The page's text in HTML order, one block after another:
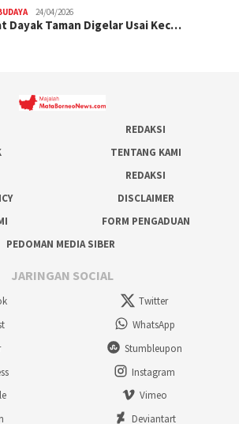
24/04/2026
Dayak Taman Digelar Usai Kec…
REDAKSI
TENTANG KAMI
REDAKSI
DISCLAIMER
FORM PENGADUAN
PEDOMAN MEDIA SIBER
JARINGAN SOCIAL
Twitter
WhatsApp
Stumbleupon
Instagram
Vimeo
Deviantart